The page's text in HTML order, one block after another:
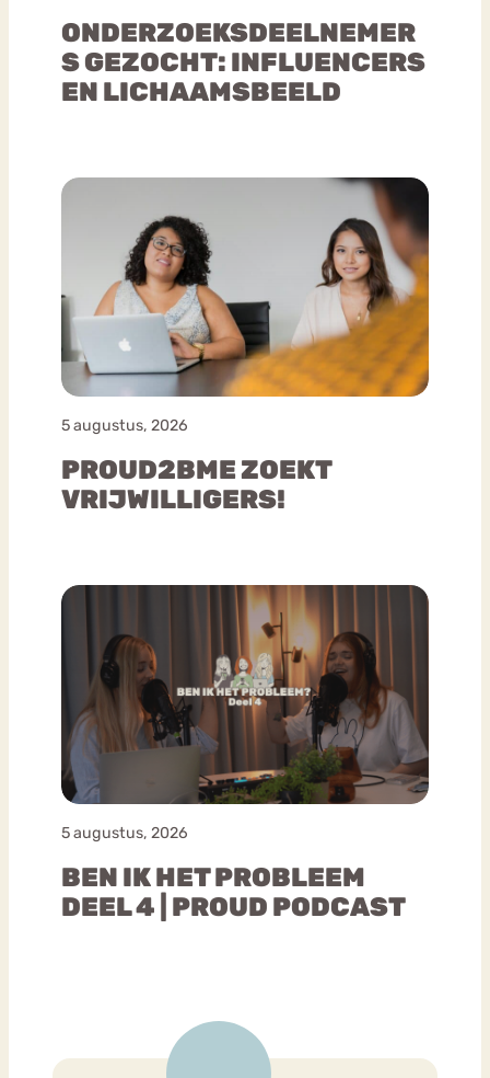
ONDERZOEKSDEELNEMER
S GEZOCHT: INFLUENCERS
EN LICHAAMSBEELD
5 augustus, 2026
PROUD2BME ZOEKT
VRIJWILLIGERS!
5 augustus, 2026
BEN IK HET PROBLEEM
DEEL 4 | PROUD PODCAST